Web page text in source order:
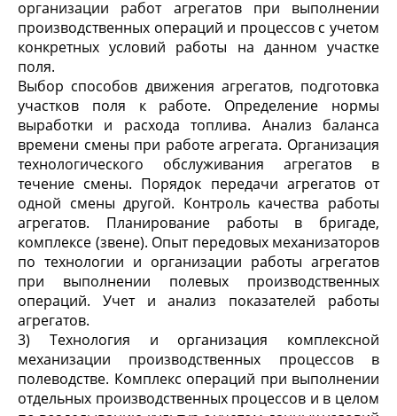
организации работ агрегатов при выполнении
производственных операций и процессов с учетом
конкретных условий работы на данном участке
поля.
Выбор способов движения агрегатов, подготовка
участков поля к работе. Определение нормы
выработки и расхода топлива. Анализ баланса
времени смены при работе агрегата. Организация
технологического обслуживания агрегатов в
течение смены. Порядок передачи агрегатов от
одной смены другой. Контроль качества работы
агрегатов. Планирование работы в бригаде,
комплексе (звене). Опыт передовых механизаторов
по технологии и организации работы агрегатов
при выполнении полевых производственных
операций. Учет и анализ показателей работы
агрегатов.
3) Технология и организация комплексной
механизации производственных процессов в
полеводстве. Комплекс операций при выполнении
отдельных производственных процессов и в целом